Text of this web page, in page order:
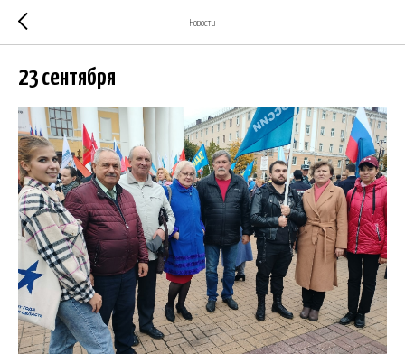
Новости
23 сентября